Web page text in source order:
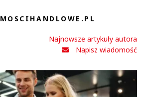
Najnowsze artykuły autora
Napisz wiadomość